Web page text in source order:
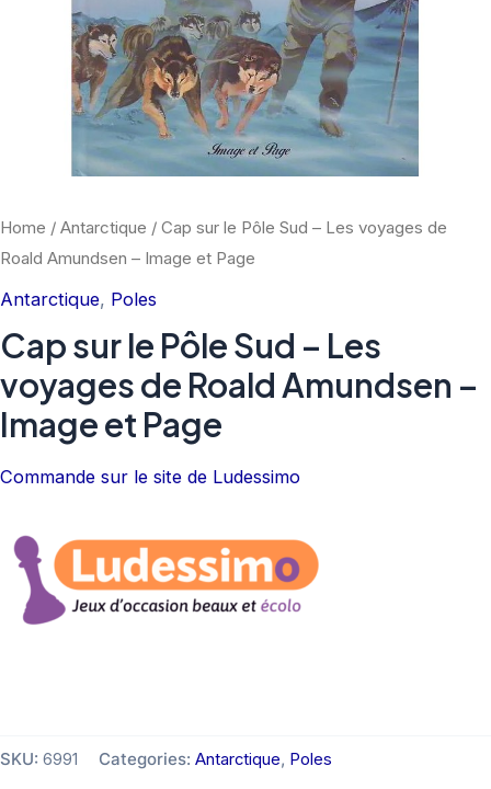
Home / Antarctique / Cap sur le Pôle Sud – Les voyages de
Roald Amundsen – Image et Page
Antarctique, Poles
Cap sur le Pôle Sud – Les
voyages de Roald Amundsen –
Image et Page
Commande sur le site de Ludessimo
SKU: 6991 Categories: Antarctique, Poles